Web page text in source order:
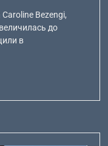
Bezengi,
до
в